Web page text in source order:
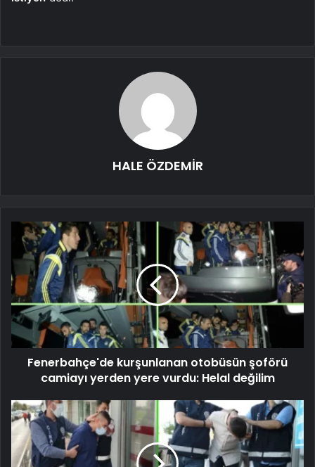
HALE ÖZDEMİR
Fenerbahçe'de kurşunlanan otobüsün şoförü
camiayı yerden yere vurdu: Helal değilim